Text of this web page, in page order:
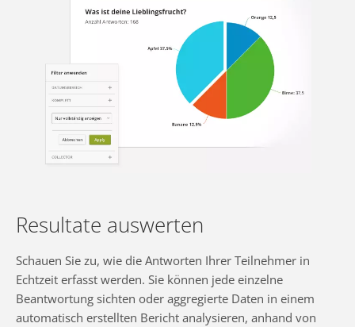
Resultate auswerten
Schauen Sie zu, wie die Antworten Ihrer Teilnehmer in
Echtzeit erfasst werden. Sie können jede einzelne
Beantwortung sichten oder aggregierte Daten in einem
automatisch erstellten Bericht analysieren, anhand von